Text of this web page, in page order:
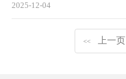
2025-12-04
<< 上一页